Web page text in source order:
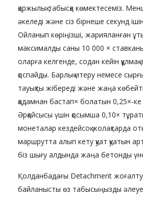
қаржылық табысқа көмектесеміз.
әкеледі және сіз бірнеше секунд
Ойланып көріңізші, жарияланған
максималды саны 10 000 × ставканы
оларға келгенде, содан кейін құлмақ
қоспайды. Барлық итеру немесе
тауықты жібереді және жаңа
қадамнан бастап× болатын 0,25×-ке
Әрқайсысы үшін қосымша 0,10×
монеталар кездейсоқ жолақтарда
маршрутта алып кету қуат қуатын
біз шығу алдында жаңа бетонды
Қолданбадағы Detachment
байланысты өз табысыңызды